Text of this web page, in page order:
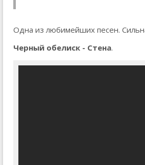
Одна из любимейших песен.
Черный обелиск - Стена.